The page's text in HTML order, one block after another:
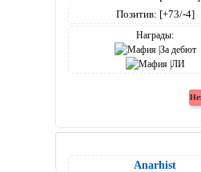
Позитив: [+73/-4]
Награды:
Anarhist